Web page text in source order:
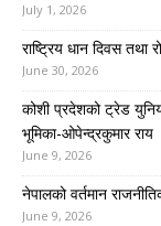
July 1, 2026
राष्ट्रिय धान दिवस तथा
June 30, 2026
कोशी प्रदेशको ट्रेड
भूमिका-ओपेन्द्रकुमार राय
June 9, 2026
नेपालको वर्तमान
June 9, 2026